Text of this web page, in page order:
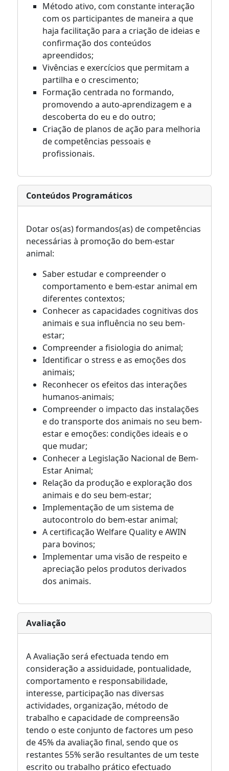
Método ativo, com constante interação
com os participantes de maneira a que
haja facilitação para a criação de ideias e
confirmação dos conteúdos
apreendidos;
Vivências e exercícios que permitam a
partilha e o crescimento;
Formação centrada no formando,
promovendo a auto-aprendizagem e a
descoberta do eu e do outro;
Criação de planos de ação para melhoria
de competências pessoais e
profissionais.
Conteúdos Programáticos
Dotar os(as) formandos(as) de competências
necessárias à promoção do bem-estar
animal:
Saber estudar e compreender o
comportamento e bem-estar animal em
diferentes contextos;
Conhecer as capacidades cognitivas dos
animais e sua influência no seu bem-
estar;
Compreender a fisiologia do animal;
Identificar o stress e as emoções dos
animais;
Reconhecer os efeitos das interações
humanos-animais;
Compreender o impacto das instalações
e do transporte dos animais no seu bem-
estar e emoções: condições ideais e o
que mudar;
Conhecer a Legislação Nacional de Bem-
Estar Animal;
Relação da produção e exploração dos
animais e do seu bem-estar;
Implementação de um sistema de
autocontrolo do bem-estar animal;
A certificação Welfare Quality e AWIN
para bovinos;
Implementar uma visão de respeito e
apreciação pelos produtos derivados
dos animais.
Avaliação
A Avaliação será efectuada tendo em
consideração a assiduidade, pontualidade,
comportamento e responsabilidade,
interesse, participação nas diversas
actividades, organização, método de
trabalho e capacidade de compreensão
tendo o este conjunto de factores um peso
de 45% da avaliação final, sendo que os
restantes 55% serão resultantes de um teste
escrito ou trabalho prático efectuado